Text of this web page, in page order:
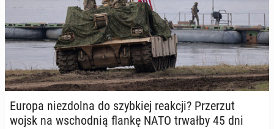
Europa nie­zdol­na do szyb­kiej reakcji? Prze­rzut
wojsk na wschod­nią flankę NATO trwałby 45 dni